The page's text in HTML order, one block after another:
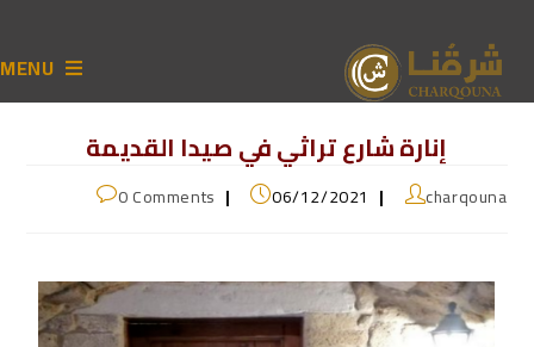
MENU
إنارة شارع تراثي في صيدا القديمة
charqouna
06/12/2021
0 Comments